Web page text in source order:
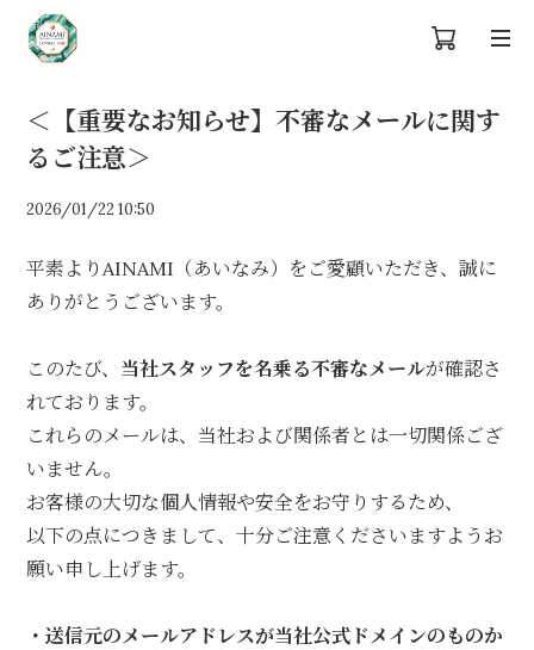
＜【重要なお知らせ】不審なメールに関す
るご注意＞
2026/01/22 10:50
平素よりAINAMI（あいなみ）をご愛顧いただき、誠に
ありがとうございます。
このたび、 当社スタッフを名乗る不審なメールが確認さ
れております。
これらのメールは、当社および関係者とは一切関係ござ
いません。
お客様の大切な個人情報や安全をお守りするため、
以下の点につきまして、十分ご注意くださいますようお
願い申し上げます。
・送信元のメールアドレスが当社公式ドメインのものか